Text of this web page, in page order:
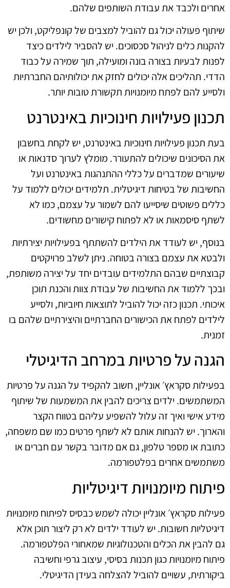
אחרים ולכבד את עבודת השותפים שלהם.
שיתוף פעולה יכול גם להוביל למצבים של קונפליקט, ולכן יש
להקנות כלים לניהול סכסוכים. יש להסביר לילדים כיצד
לפנות לבעיות בצורה בונה ומועילה, תוך שמירה על כבוד
הדדי. תהליכים אלה יכולים לחזק את יכולותיהם החברתיות
ולסייע להם לפתח מיומנויות תקשורת טובות יותר.
תכנון פעילויות חינוכיות באינטרנט
בעת תכנון פעילויות חינוכיות באינטרנט, יש לקחת בחשבון
את הסיכונים שיכולים להתעורר. מומלץ לערוך סדנאות או
שיעורים שמדברים על כללי ההתנהגות באינטרנט ועל
החשיבות של בטיחות דיגיטלית. תלמידים יכולים ללמוד על
כללים פשוטים שיסייעו להם לשמור על עצמם, כמו לא
לשתף סיסמאות או לא לפתוח קישורים מחשודים.
בנוסף, יש לעודד את הילדים להשתתף בפעילויות יצירתיות
ולבטא את עצמם בצורה בטוחה. ניתן לשלב פרויקטים
קבוצתיים שבהם התלמידים עובדים יחד על יצירה משותפת,
ובכך ללמוד את החשיבות של עבודת צוות והכנת תוכן
איכותי. תכנון כזה יכול להוביל לתוצאות חיוביות, ולסייע
לילדים לפתח את הכישורים החברתיים והיצירתיים שלהם בו
זמנית.
הגנה על פרטיות במרחב הדיגיטלי
בפעילות סקראץ׳ אונליין, חשוב להקפיד על הגנה על פרטיות
המשתמשים. ילדים צריכים להבין את המשמעות של שיתוף
מידע אישי ואיך זה עלול להשפיע עליהם בטווח הקצר
והארוך. יש להנחות אותם לא לשתף פרטים כמו שם משפחה,
כתובת או מספר טלפון, גם אם מדובר בקשר עם חברים או
משתמשים אחרים בפלטפורמה.
פיתוח מיומנויות דיגיטליות
פעילות סקראץ׳ אונליין יכולה לשמש כבסיס לפיתוח מיומנויות
דיגיטליות חשובות. יש לעודד ילדים לא רק ליצור תוכן אלא
גם להבין את הכלים והטכנולוגיות שמאחורי הפלטפורמה.
פיתוח מיומנויות כגון תכנות בסיסי, עיצוב גרפי וחשיבה
ביקורתית, עשויים להוביל להצלחה בעידן הדיגיטלי.